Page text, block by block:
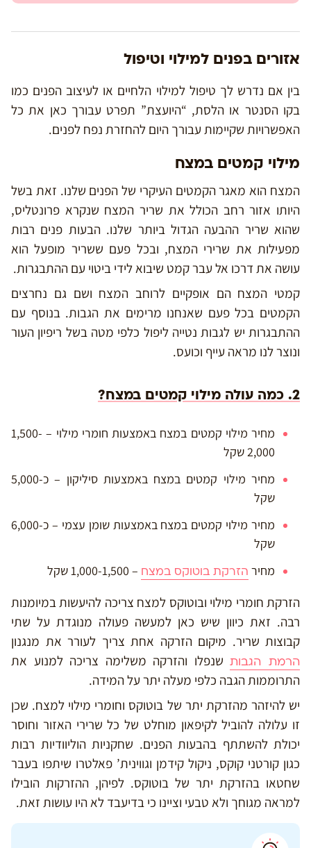
אזורים בפנים למילוי וטיפול
בין אם נדרש לך טיפול למילוי הלחיים או לעיצוב הפנים כמו
בקו הסנטר או הלסת, “היועצת” תפרט עבורך כאן את כל
האפשרויות שקיימות עבורך היום להחזרת נפח לפנים.
מילוי קמטים במצח
המצח הוא מאגר הקמטים העיקרי של הפנים שלנו. זאת בשל
היותו אזור רחב הכולל את שריר המצח שנקרא פרונטליס,
שהוא שריר ההבעה הגדול ביותר שלנו. הבעות פנים רבות
מפעילות את שרירי המצח, ובכל פעם ששריר מופעל הוא
עושה את דרכו אל עבר קמט שיבוא לידי ביטוי עם ההתבגרות.
קמטי המצח הם אופקיים לרוחב המצח ושם גם נחרצים
הקמטים בכל פעם שאנחנו מרימים את הגבות. בנוסף עם
ההתבגרות יש לגבות נטייה ליפול כלפי מטה בשל ריפיון העור
ונוצר לנו מראה עייף וכועס.
2. כמה עולה מילוי קמטים במצח?
מחיר מילוי קמטים במצח באמצעות חומרי מילוי – 1,500-
2,000 שקל
מחיר מילוי קמטים במצח באמצעות סיליקון – כ-5,000
שקל
מחיר מילוי קמטים במצח באמצעות שומן עצמי – כ-6,000
שקל
מחיר הזרקת בוטוקס במצח – 1,000-1,500 שקל
הזרקת חומרי מילוי ובוטוקס למצח צריכה להיעשות במיומנות
רבה. זאת כיוון שיש כאן למעשה פעולה מנוגדת על שתי
קבוצות שריר. מיקום הזרקה אחת צריך לעורר את מנגנון
הרמת הגבותשנפלו והזרקה משלימה צריכה למנוע את
התרוממות הגבה כלפי מעלה יתר על המידה.
יש להיזהר מהזרקת יתר של בוטוקס וחומרי מילוי למצח. שכן
זו עלולה להוביל לקיפאון מוחלט של כל שרירי האזור וחוסר
יכולת להשתתף בהבעות הפנים. שחקניות הוליוודיות רבות
כגון קורטני קוקס, ניקול קידמן וגווינית’ פאלטרו שיתפו בעבר
שחטאו בהזרקת יתר של בוטוקס. לפיהן, ההזרקות הובילו
למראה מגוחך ולא טבעי וציינו כי בדיעבד לא היו עושות זאת.